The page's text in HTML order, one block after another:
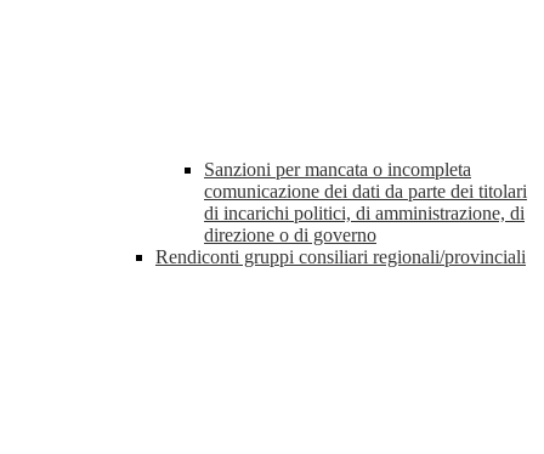
Sanzioni per mancata o incompleta
comunicazione dei dati da parte dei titolari
di incarichi politici, di amministrazione, di
direzione o di governo
Rendiconti gruppi consiliari regionali/provinciali